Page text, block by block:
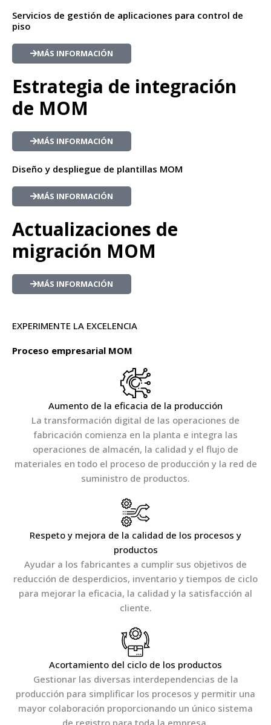
Servicios de gestión de aplicaciones para control de
piso
MÁS INFORMACIÓN
Estrategia de integración
de MOM
MÁS INFORMACIÓN
Diseño y despliegue de plantillas MOM
MÁS INFORMACIÓN
Actualizaciones de
migración MOM
MÁS INFORMACIÓN
EXPERIMENTE LA EXCELENCIA
Proceso empresarial MOM
Aumento de la eficacia de la producción
La transformación digital de las operaciones de
fabricación comienza en la planta e integra las
operaciones de almacén, la calidad y el flujo de
materiales en todo el proceso de producción y la red de
suministro de productos.
Respeto y mejora de la calidad de los procesos y
productos
Ayudar a los fabricantes a cumplir sus objetivos de
reducción de desperdicios, inventario y tiempos de ciclo
para mejorar la eficacia, la calidad y la satisfacción al
cliente.
Acortamiento del ciclo de los productos
Gestionar las diversas interdependencias de la
producción para simplificar los procesos y permitir una
mayor colaboración proporcionando un único sistema
de registro para toda la empresa.